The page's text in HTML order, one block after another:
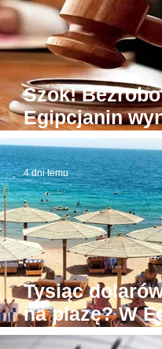
Szok!
Egipcjanin
budynek sądu.
roboty todze
łapówki od
Tysiąc
na plażę? W
możliwe! Stąd
4 dni temu